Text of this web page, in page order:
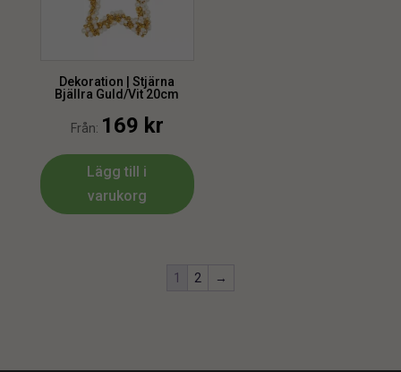
Dekoration | Stjärna
Bjällra Guld/Vit 20cm
Från: 169 kr
Lägg till i
varukorg
1 2 →